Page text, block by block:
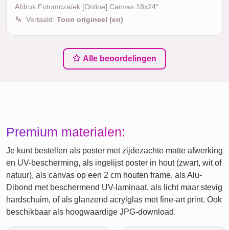
Afdruk Fotomozaïek [Online] Canvas 18x24"
Vertaald: Toon origineel (en)
Alle beoordelingen
Premium materialen:
Je kunt bestellen als poster met zijdezachte matte afwerking
en UV-bescherming, als ingelijst poster in hout (zwart, wit of
natuur), als canvas op een 2 cm houten frame, als Alu-
Dibond met beschermend UV-laminaat, als licht maar stevig
hardschuim, of als glanzend acrylglas met fine-art print. Ook
beschikbaar als hoogwaardige JPG-download.